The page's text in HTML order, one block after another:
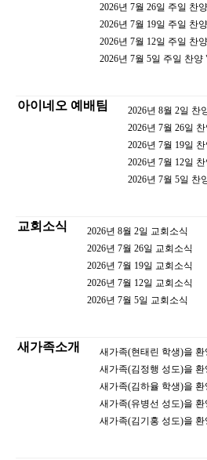
2026년 7월 26일 주일 찬
2026년 7월 19일 주일 찬
2026년 7월 12일 주일 찬
2026년 7월 5일 주일 찬
아이네오 예배팀
2026년 8월 2일 찬
2026년 7월 26일
2026년 7월 19일
2026년 7월 12일
2026년 7월 5일 찬
교회소식
2026년 8월 2일 교회소식
2026년 7월 26일 교회소식
2026년 7월 19일 교회소식
2026년 7월 12일 교회소식
2026년 7월 5일 교회소식
새가족소개
새가족(현태린 학생)을
새가족(김정행 성도)을
새가족(김하율 학생)을
새가족(유병선 성도)을
새가족(김기홍 성도)을